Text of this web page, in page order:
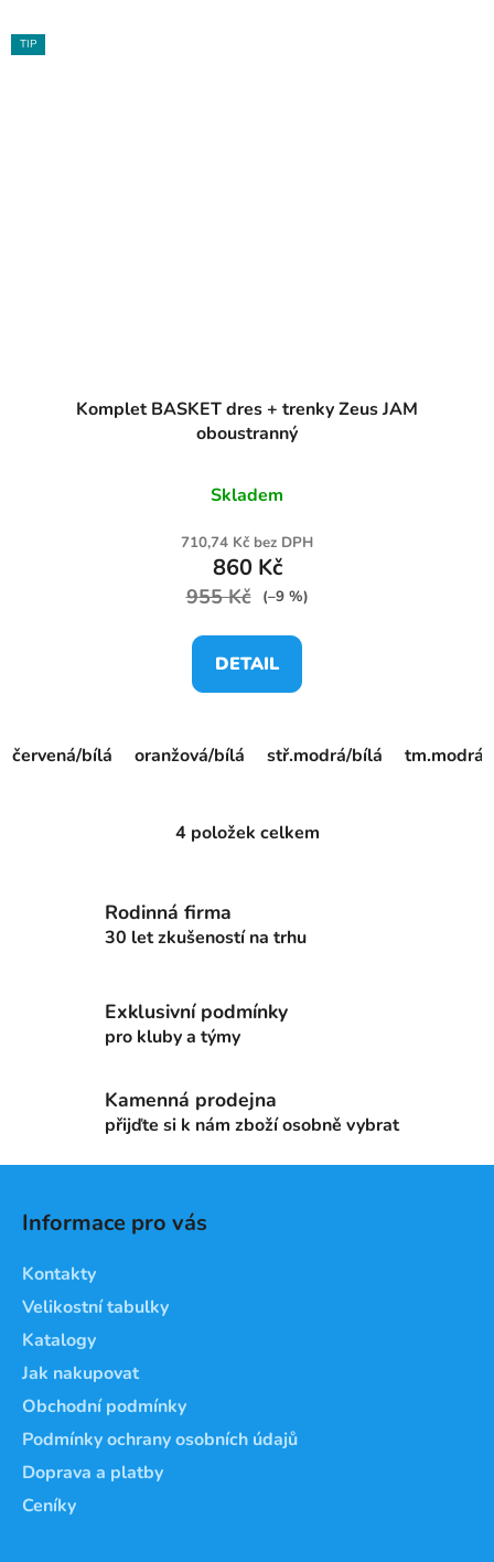
TIP
Komplet BASKET dres + trenky Zeus JAM
oboustranný
Skladem
710,74 Kč bez DPH
860 Kč
955 Kč (–9 %)
DETAIL
červená/bílá oranžová/bílá stř.modrá/bílá
O
d
í
v
k
y
v
4položek celkem
Rodinná firma
30 let zkušeností na trhu
Exklusivní podmínky
pro kluby a týmy
Kamenná prodejna
přijďte si k nám zboží osobně vybrat
Informace pro vás
Kontakty
Velikostní tabulky
Katalogy
Jak nakupovat
Obchodní podmínky
Podmínky ochrany osobních údajů
Doprava a platby
Ceníky